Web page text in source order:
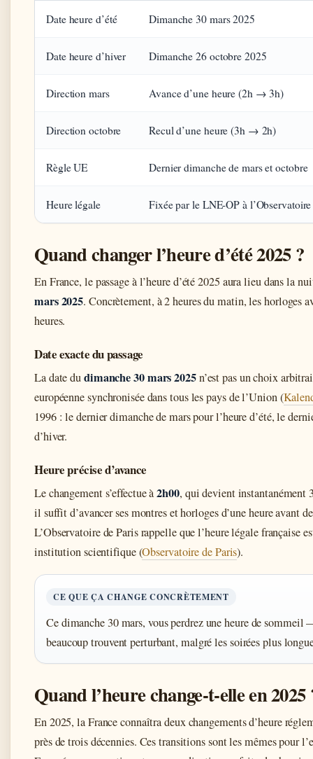
Date heure d’été Dimanche 30 mars 2025
Date heure d’hiver Dimanche 26 octobre 2025
Direction mars Avance d’une heure (2h → 3h)
Direction octobre Recul d’une heure (3h → 2h)
Règle UE Dernier dimanche de mars et octobre
Heure légale Fixée par le LNE-OP à
Quand changer l’heure d’été 2025 ?
En France, le passage à l’heure d’été 2025 aura lieu dans la
mars 2025. Concrètement, à 2 heures du matin, les horloges
heures.
Date exacte du passage
La date dudimanche 30 mars 2025n’est pas un choix
européenne synchronisée dans tous les pays de l’Union (
1996 : le dernier dimanche de mars pour l’heure d’été, le
d’hiver.
Heure précise d’avance
Le changement s’effectue à2h00, qui devient instantanément
il suffit d’avancer ses montres et horloges d’une heure avant
L’Observatoire de Paris rappelle que l’heure légale française
institution scientifique (Observatoire de Paris).
CE QUE ÇA CHANGE CONCRÈTEMENT
Ce dimanche 30 mars, vous perdrez une heure de
beaucoup trouvent perturbant, malgré les soirées plus
Quand l’heure change-t-elle en 2025
En 2025, la France connaîtra deux changements d’heure
près de trois décennies. Ces transitions sont les mêmes pour